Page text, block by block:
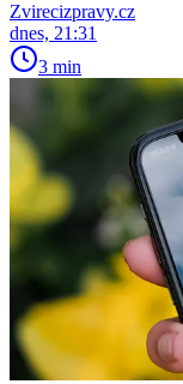
Zvirecizpravy.cz
dnes, 21:31
3 min